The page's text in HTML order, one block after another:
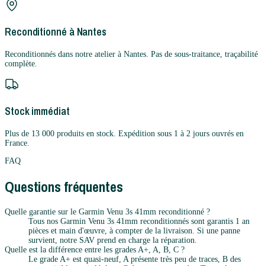
Reconditionné à Nantes
Reconditionnés dans notre atelier à Nantes. Pas de sous-traitance, traçabilité
complète.
Stock immédiat
Plus de 13 000 produits en stock. Expédition sous 1 à 2 jours ouvrés en
France.
FAQ
Questions fréquentes
Quelle garantie sur le Garmin Venu 3s 41mm reconditionné ?
Tous nos Garmin Venu 3s 41mm reconditionnés sont garantis 1 an
pièces et main d'œuvre, à compter de la livraison. Si une panne
survient, notre SAV prend en charge la réparation.
Quelle est la différence entre les grades A+, A, B, C ?
Le grade A+ est quasi-neuf, A présente très peu de traces, B des